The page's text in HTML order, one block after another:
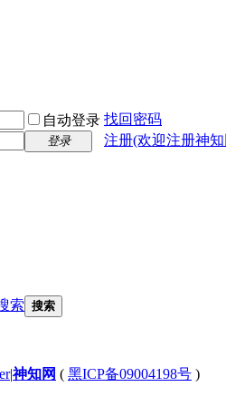
自动登录 找回密码
登录
注册(欢迎注册神
索 搜索
|神知网 ( 黑ICP备09004198号 )